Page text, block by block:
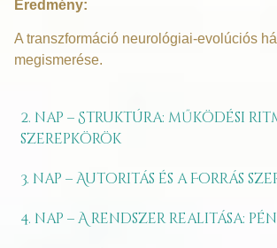
Eredmény:
A transzformáció neurológiai-evolúciós
megismerése.
2. nap – Struktúra: működési
szerepkörök
3. nap – Autoritás és a Forrás
4. nap – A rendszer realitása: